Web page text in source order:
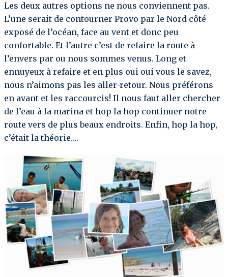
Les deux autres options ne nous conviennent pas.
L’une serait de contourner Provo par le Nord côté
exposé de l’océan, face au vent et donc peu
confortable. Et l’autre c’est de refaire la route à
l’envers par ou nous sommes venus. Long et
ennuyeux à refaire et en plus oui oui vous le savez,
nous n’aimons pas les aller-retour. Nous préférons
en avant et les raccourcis! Il nous faut aller chercher
de l’eau à la marina et hop la hop continuer notre
route vers de plus beaux endroits. Enfin, hop la hop,
c’était la théorie….